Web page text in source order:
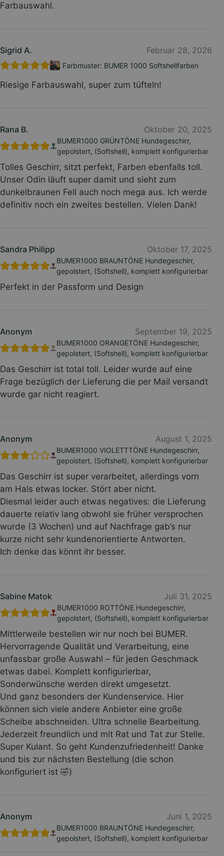
Farbauswahl.
Sigrid A. Februar 28, 2026
Farbmuster: BUMER 1000 Softshellfarben
Riesige Farbauswahl, super zum tüfteln!
Rana B. Oktober 20, 2025
BUMER1000 GRÜNTÖNE Hundegeschirr,
gepolstert, (Softshell), komplett konfigurierbar
Tolles Geschirr, sitzt perfekt, Farben ebenfalls toll.
Unser Odin läuft super damit und sieht zum
dunkelbraunen Fell auch noch mega aus. Ich werde
definitiv noch ein zweites bestellen. Vielen Dank!
Sandra Philipp Oktober 17, 2025
BUMER1000 BRAUNTÖNE Hundegeschirr,
gepolstert, (Softshell), komplett konfigurierbar
Perfekt in der Passform und Design
Anonym September 19, 2025
BUMER1000 ORANGETÖNE Hundegeschirr,
gepolstert, (Softshell), komplett konfigurierbar
Das Geschirr ist total toll. Leider wurde auf eine
Frage bezüglich der Lieferung die per Mail versandt
wurde gar nicht reagiert.
Anonym August 1, 2025
BUMER1000 VIOLETTTÖNE Hundegeschirr,
gepolstert, (Softshell), komplett konfigurierbar
Das Geschirr ist super verarbeitet, allerdings vorn
am Hals etwas locker. Stört aber nicht.
Diesmal leider auch etwas negatives: die Lieferung
dauerte relativ lang obwohl sie früher versprochen
wurde (3 Wochen) und auf Nachfrage gab’s nur
kurze nicht sehr kundenorientierte Antworten.
Ich denke das könnt ihr besser.
Sabine Matok Juli 31, 2025
BUMER1000 ROTTÖNE Hundegeschirr,
gepolstert, (Softshell), komplett konfigurierbar
Mittlerweile bestellen wir nur noch bei BUMER.
Hervorragende Qualität und Verarbeitung, eine
unfassbar große Auswahl – für jeden Geschmack
etwas dabei. Komplett konfigurierbar,
Sonderwünsche werden direkt umgesetzt.
Und ganz besonders der Kundenservice. Hier
können sich viele andere Anbieter eine große
Scheibe abschneiden. Ultra schnelle Bearbeitung.
Jederzeit freundlich und mit Rat und Tat zur Stelle.
Super Kulant. So geht Kundenzufriedenheit! Danke
und bis zur nächsten Bestellung (die schon
konfiguriert ist 🤣)
Anonym Juni 1, 2025
BUMER1000 BRAUNTÖNE Hundegeschirr,
gepolstert, (Softshell), komplett konfigurierbar